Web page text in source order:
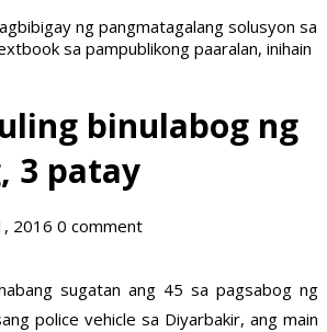
ng pangmatagalang solusyon sa
sa pampublikong paaralan, inihain
binulabog ng
3 patay
2016 0 comment
sugatan ang 45 sa pagsabog ng
police vehicle sa Diyarbakir, ang main